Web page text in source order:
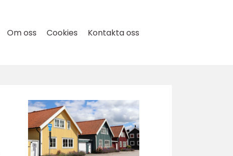
Om oss Cookies Kontakta oss